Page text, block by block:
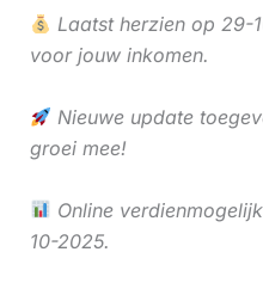
Laatst herzien op 29-
voor jouw inkomen.
Nieuwe update
groei mee!
Online
10-2025.